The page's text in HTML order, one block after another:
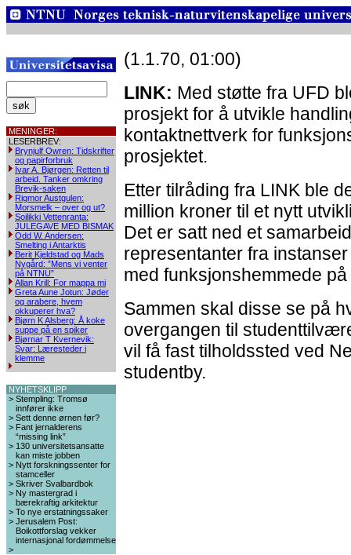
MENINGER:
LESERBREV:
Brynjulf Owren: Tidskrifter
og papirforbruk
Ivar A. Bjørgen: Retten til
arbeid. Tanker omkring
Brevik-saken
Rigmor Austgulen:
Morsmelk – over og ut?
Soilikki Vettenranta:
JULEGAVE MED BISMAK
Odd W. Andersen:
Smelting i Antarktis
Berit Kjeldstad og Mads
Nygård: ”Mens vi venter
på NTNU”
Allan Krill: For mappa mi
Greta Aune Jotun: Jøder
og arabere, hvem
okkuperer hva?
Bjørn K Alsberg: Å koke
suppe på en spiker
Bjørnar T Kvernevik:
Svar: Læresteder i
klemme
NYHETSKLIPP
> Stempling: Tromsø
innfører ikke
> Sett denne ørnen før?
> Fant jernalderens
“missing link”
> 130 universitetsansatte
kan miste jobben
> Nytt forskningssenter for
stamceller
> Skriver Svalbardbok
> Ny mastergrad i
bærekraftig arkitektur
> To nye erstatningssaker
> Jerusalem Post:
Boikottforslag vekker
internasjonal fordømmelse
>
(1.1.70, 01:00)
LINK: Med støtte fra UFD
prosjekt for å utvikle
kontaktnettverk for
prosjektet.
Etter tilråding fra LINK ble
million kroner til et nytt
Det er satt ned et
representanter fra
med funksjonshemmede
Sammen skal disse se på
overgangen til
vil få fast tilholdssted ved
studentby.